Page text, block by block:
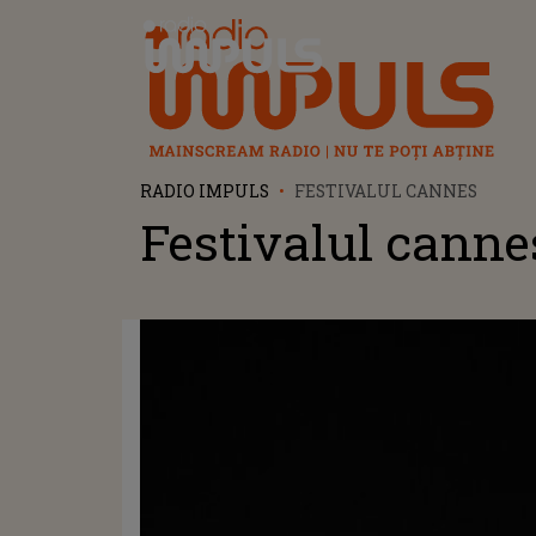
Radio Impuls
RADIO IMPULS FESTIVALUL CANNES
Festivalul